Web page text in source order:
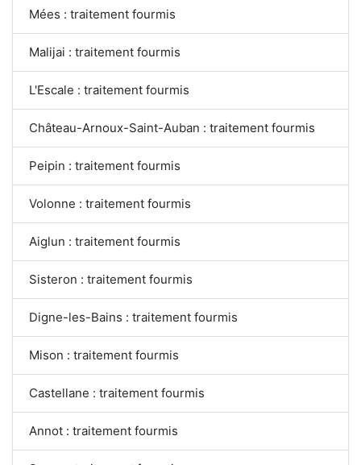
Mées : traitement fourmis
Malijai : traitement fourmis
L'Escale : traitement fourmis
Château-Arnoux-Saint-Auban : traitement fourmis
Peipin : traitement fourmis
Volonne : traitement fourmis
Aiglun : traitement fourmis
Sisteron : traitement fourmis
Digne-les-Bains : traitement fourmis
Mison : traitement fourmis
Castellane : traitement fourmis
Annot : traitement fourmis